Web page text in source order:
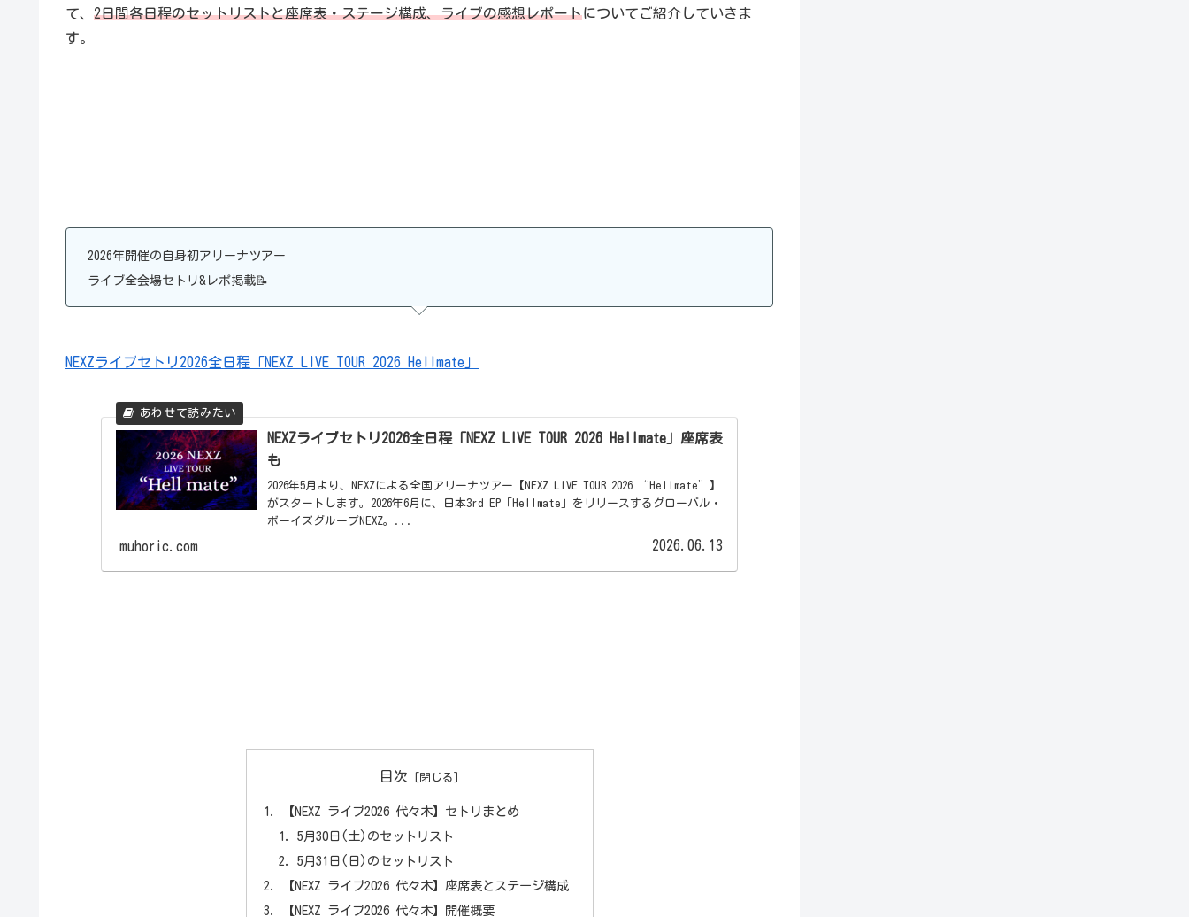
て、 2日間各日程のセットリストと座席表・ステージ構成、ライブの感想レポートについてご紹介していきま
す。
2026年開催の自身初アリーナツアー
ライブ全会場セトリ&レポ掲載📝
NEXZライブセトリ2026全日程「NEXZ LIVE TOUR 2026 Hellmate」
NEXZライブセトリ2026全日程「NEXZ LIVE TOUR 2026 Hellmate」座席表
も
2026年5月より、NEXZによる全国アリーナツアー【NEXZ LIVE TOUR 2026 “Hellmate”】
がスタートします。2026年6月に、日本3rd EP「Hellmate」をリリースするグローバル・
ボーイズグループNEXZ。...
muhoric.com 2026.06.13
目次
【NEXZ ライブ2026 代々木】セトリまとめ
5月30日(土)のセットリスト
5月31日(日)のセットリスト
【NEXZ ライブ2026 代々木】座席表とステージ構成
【NEXZ ライブ2026 代々木】開催概要